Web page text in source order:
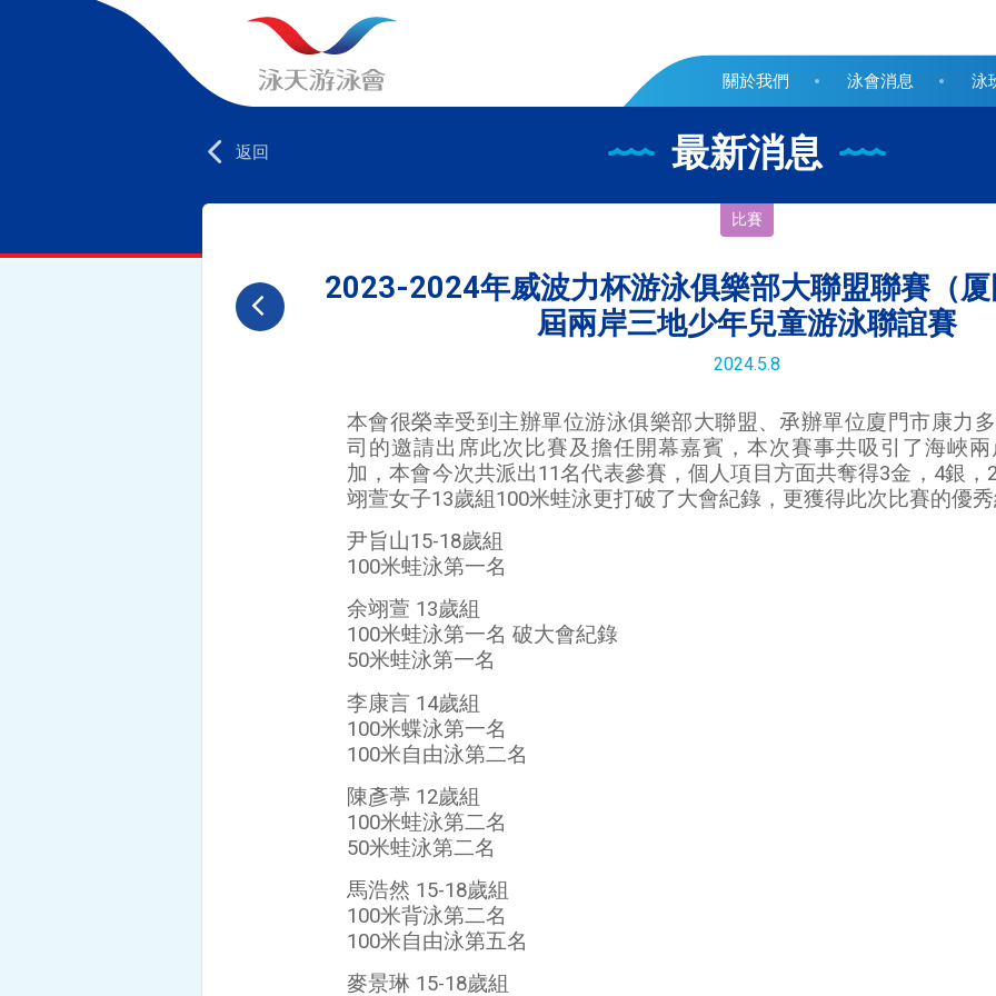
關於我們 泳會消息 泳
最新消息
返回
比賽
2023-2024年威波力杯游泳俱樂部大聯盟聯賽（
屆兩岸三地少年兒童游泳聯誼賽
2024.5.8
本會很榮幸受到主辦單位游泳俱樂部大聯盟、𠄘辦單位廈門市康力
司的邀請出席此次比賽及擔任開幕嘉賓，本次賽事共吸引了海峽
加，本會今次共派出11名代表參賽，個人項目方面共奪得3金，4銀，
翊萱女子13歲組100米蛙泳更打破了大會紀錄，更獲得此次比賽的優
尹旨山15-18歲組
100米蛙泳第一名
余翊萱 13歲組
100米蛙泳第一名 破大會紀錄
50米蛙泳第一名
李康言 14歲組
100米蝶泳第一名
100米自由泳第二名
陳彥葶 12歲組
100米蛙泳第二名
50米蛙泳第二名
馬浩然 15-18歲組
100米背泳第二名
100米自由泳第五名
麥景琳 15-18歲組